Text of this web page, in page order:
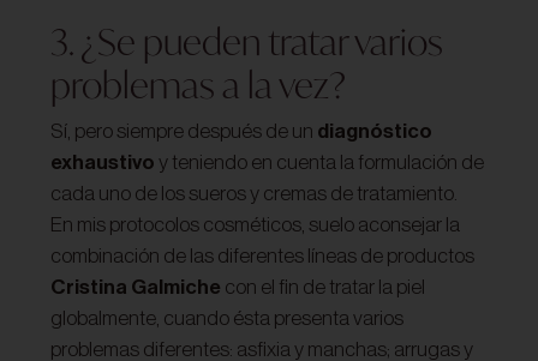
3. ¿Se pueden tratar varios
problemas a la vez?
Sí, pero siempre después de un diagnóstico
exhaustivoy teniendo en cuenta la formulación de
cada uno de los sueros y cremas de tratamiento.
En mis protocolos cosméticos, suelo aconsejar la
combinación de las diferentes líneas de productos
Cristina Galmiche con el fin de tratar la piel
globalmente, cuando ésta presenta varios
problemas diferentes: asfixia y manchas; arrugas y